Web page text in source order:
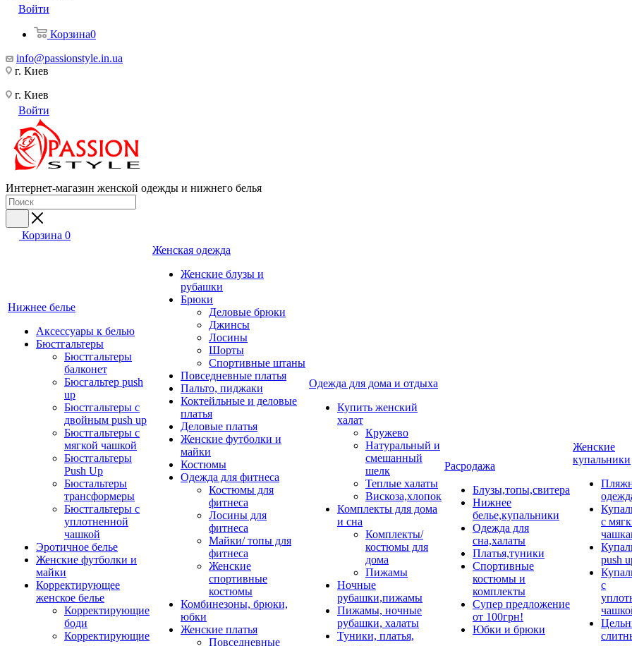
Войти
Корзина0
info@passionstyle.in.ua
г. Киев
г. Киев
Войти
Интернет-магазин женской одежды и нижнего белья
Корзина 0
Нижнее белье
Аксессуары к белью
Бюстгальтеры
Бюстгальтеры
балконет
Бюсгальтер push
up
Бюстгальтеры с
двойным push up
Бюстгальтеры с
мягкой чашкой
Бюстгальтеры
Push Up
Бюстальтеры
трансформеры
Бюстгальтеры с
уплотненной
чашкой
Эротичное белье
Женские футболки и
майки
Корректирующее
женское белье
Корректирующие
боди
Корректирующие
Женская одежда
Женские блузы и
рубашки
Брюки
Деловые брюки
Джинсы
Лосины
Шорты
Спортивные штаны
Повседневные платья
Пальто, пиджаки
Коктейльные и деловые
платья
Деловые платья
Женские футболки и
майки
Костюмы
Одежда для фитнеса
Костюмы для
фитнеса
Лосины для
фитнеса
Майки/ топы для
фитнеса
Женские
спортивные
костюмы
Комбинезоны, брюки,
юбки
Женские платья
Повседневные
Одежда для дома и отдыха
Купить женский
халат
Кружево
Натуральный и
смешанный
шелк
Теплые халаты
Вискоза,хлопок
Комплекты для дома
и сна
Комплекты/
костюмы для
дома
Пижамы
Ночные
рубашки,пижамы
Пижамы, ночные
рубашки, халаты
Туники, платья,
Расродажа
Блузы,топы,свитера
Нижнее
белье,купальники
Одежда для
сна,халаты
Платья,туники
Спортивные
костюмы и
комплекты
Супер предложение
от 100грн!
Юбки и брюки
Женские
купальники
с
push
с